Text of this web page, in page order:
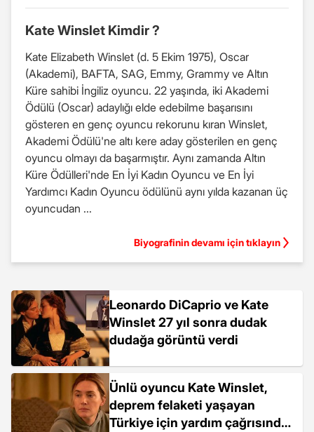
Kate Winslet Kimdir ?
Kate Elizabeth Winslet (d. 5 Ekim 1975), Oscar
(Akademi), BAFTA, SAG, Emmy, Grammy ve Altın
Küre sahibi İngiliz oyuncu. 22 yaşında, iki Akademi
Ödülü (Oscar) adaylığı elde edebilme başarısını
gösteren en genç oyuncu rekorunu kıran Winslet,
Akademi Ödülü'ne altı kere aday gösterilen en genç
oyuncu olmayı da başarmıştır. Aynı zamanda Altın
Küre Ödülleri'nde En İyi Kadın Oyuncu ve En İyi
Yardımcı Kadın Oyuncu ödülünü aynı yılda kazanan üç
oyuncudan ...
Biyografinin devamı için tıklayın
Leonardo DiCaprio ve Kate
Winslet 27 yıl sonra dudak
dudağa görüntü verdi
Ünlü oyuncu Kate Winslet,
deprem felaketi yaşayan
Türkiye için yardım çağrısında